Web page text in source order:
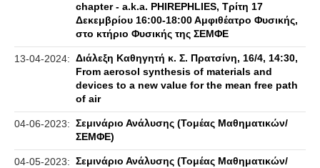
chapter - a.k.a. PHIREPHLIES, Τρίτη 17
Δεκεμβρίου 16:00-18:00 Αμφιθέατρο Φυσικής,
στο κτήριο Φυσικής της ΣΕΜΦΕ
13-04-2024: Διάλεξη Καθηγητή κ. Σ. Πρατσίνη, 16/4, 14:30,
From aerosol synthesis of materials and
devices to a new value for the mean free path
of air
04-06-2023: Σεμινάριο Ανάλυσης (Τομέας Μαθηματικών/
ΣΕΜΦΕ)
04-05-2023: Σεμινάριο Ανάλυσης (Τομέας Μαθηματικών/